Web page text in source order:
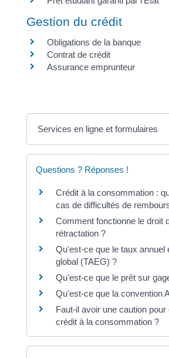
Gestion du crédit
Obligations de la banque
Contrat de crédit
Assurance emprunteur
Services en ligne et formulaires
Questions ? Réponses !
Crédit à la consommation :
cas de difficultés de
Comment fonctionne le droit
rétractation ?
Qu'est-ce que le taux annuel
global (TAEG) ?
Qu'est-ce que le prêt sur
Qu'est-ce que la convention
Faut-il avoir une caution pour
crédit à la consommation ?